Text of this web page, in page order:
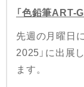
「色鉛筆ART-
先週の月曜日
2025」に出展
ます。